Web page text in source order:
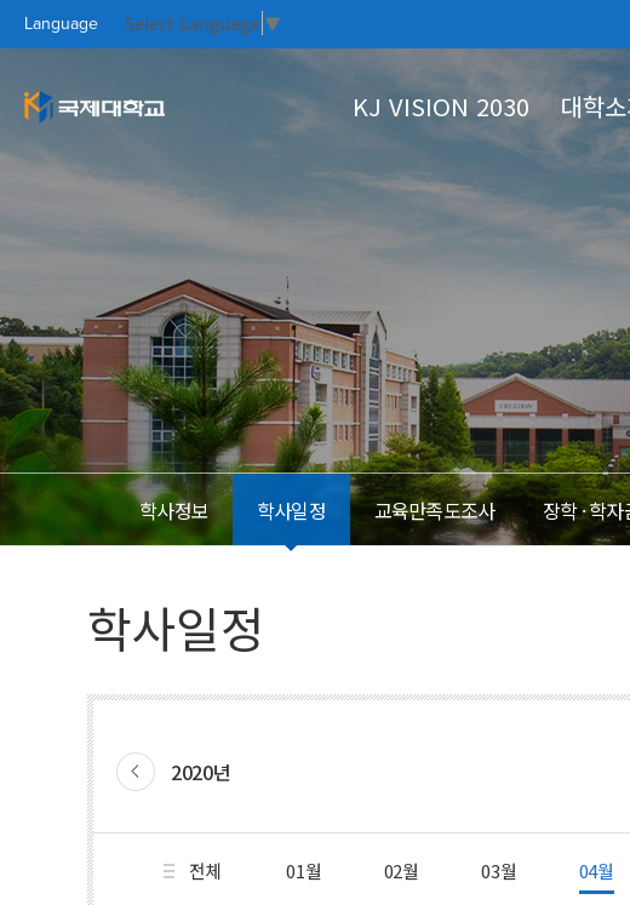
Language Select Language ▼
KJ VISION 2030
KJ VISION 2030
KJ VISION 2030
대학
대학소개 KOOKJE
대학개요
총장인사말
열린총장실
설립이념과 학훈
대학연혁
대학생활 CAMPUS LIFE
학사정보
학생상담
수강신청
학사안내
홍보실
Focus On
커뮤니티 KOOKJE
국제대새소식
자료실
학사정보 학사일정 교육만족도조사 장학 · 학
학사일정
2020년
전체 01월 02월 03월 04월